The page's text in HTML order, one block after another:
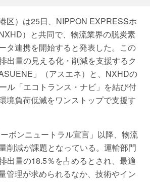
区）は25日、NIPPON EXPRESSホ
）と共同で、物流業界の脱炭素
タ連携を開始すると発表した。この
出量の見える化・削減を支援するク
」（アスエネ）と、NXHDの
ル「エコトランス・ナビ」を結び付
境負荷低減をワンストップで支援す
ボンニュートラル宣言」以降、物流
削減が課題となっている。運輸部門
出量の18.5％を占めるとされ、最適
管理が求められるなか、技術やイン